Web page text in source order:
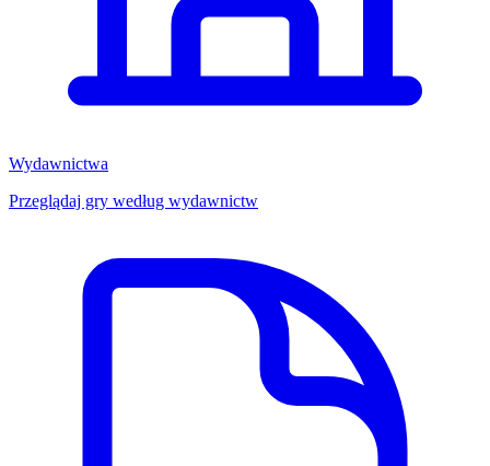
Wydawnictwa
Przeglądaj gry według wydawnictw